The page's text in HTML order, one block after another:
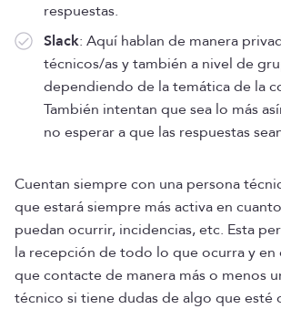
respuestas.
Slack: Aquí hablan de manera
técnicos/as y también a nivel de
dependiendo de la temática de la
También intentan que sea lo más
no esperar a que las respuestas
Cuentan siempre con una persona
que estará siempre más activa en
puedan ocurrir, incidencias, etc. Esta
la recepción de todo lo que ocurra y en
que contacte de manera más o menos
técnico si tiene dudas de algo que esté